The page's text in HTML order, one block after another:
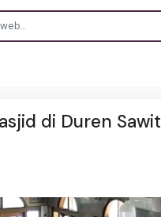
di Duren